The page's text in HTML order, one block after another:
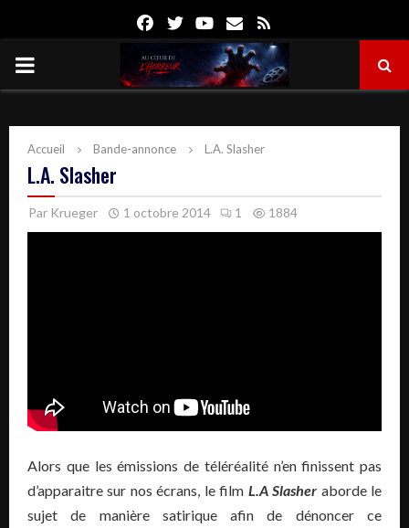
FacebookTwitterYoutube
Email
PRIMARY
Accueil Bande-annonce L.A. Slasher
L.A. Slasher
Par Krueger 1 octobre 2014 1 1884
Alors que les émissions de téléréalité n’en finissent pas
d’apparaitre sur nos écrans, le film L.A Slasher aborde le
sujet de manière satirique afin de dénoncer ce